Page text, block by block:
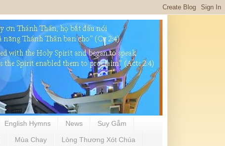
English Hymns News Suy Gẫm
Mùa Chay Lòng Thương Xót Chúa